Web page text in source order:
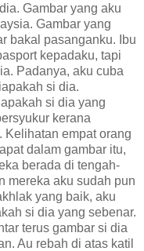
Gambar yang aku
Gambar yang
bakal pasanganku. Ibu
kepadaku, tapi
Padanya, aku cuba
si dia.
si dia yang
kerana
Kelihatan empat orang
dalam gambar itu,
berada di tengah-
mereka aku sudah pun
yang baik, aku
si dia yang sebenar.
terus gambar si dia
Au rebah di atas katil